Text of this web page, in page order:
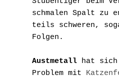
schmalen Spalt zu
teils schweren,
Folgen.
Austmetall hat sich
Problem mit